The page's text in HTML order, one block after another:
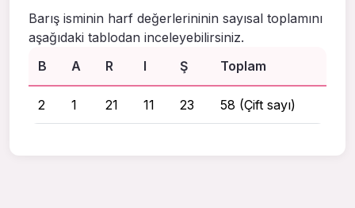
Barış isminin harf değerlerininin sayısal toplamını
aşağıdaki tablodan inceleyebilirsiniz.
B
A R I Ş Toplam
2 1 21 11 23 58 (Çift sayı)